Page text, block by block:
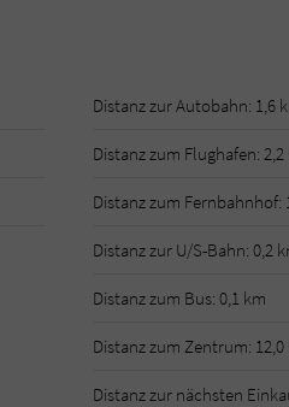
Distanz zur Autobahn: 1,6
Distanz zum Flughafen: 2,2
Distanz zum Fernbahnhof:
Distanz zur U/S-Bahn: 0,2
Distanz zum Bus: 0,1 km
Distanz zum Zentrum: 12,0
Distanz zur nächsten